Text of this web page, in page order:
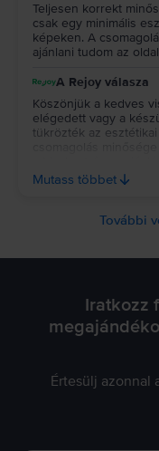
Teljesen korrekt
csak egy minimális
képeken. A
ajánlani tudom az
A Rejoy válasza
Köszönjük a kedves
elégedett vagy a
tükrözték az
használatához! ✨
hallani, hogy a
Mutass többet
További
Iratkozz
Értesülj azonnal